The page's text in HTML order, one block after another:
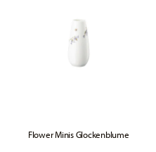
Flower Minis Glockenblume